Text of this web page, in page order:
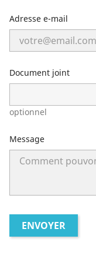
Adresse e-mail
Document joint
optionnel
Message